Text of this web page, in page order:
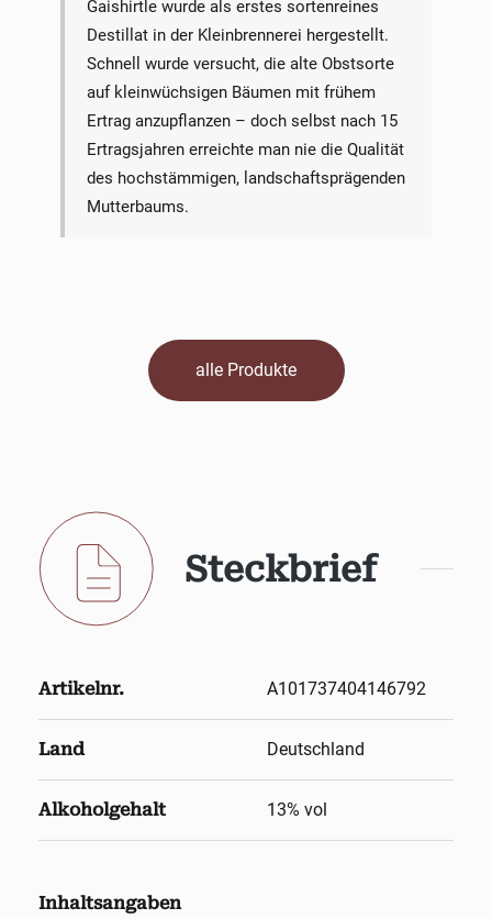
Gaishirtle wurde als erstes sortenreines
Destillat in der Kleinbrennerei hergestellt.
Schnell wurde versucht, die alte Obstsorte
auf kleinwüchsigen Bäumen mit frühem
Ertrag anzupflanzen – doch selbst nach 15
Ertragsjahren erreichte man nie die Qualität
des hochstämmigen, landschaftsprägenden
Mutterbaums.
alle Produkte
Steckbrief
Artikelnr. A101737404146792
Land Deutschland
Alkoholgehalt 13% vol
Inhaltsangaben